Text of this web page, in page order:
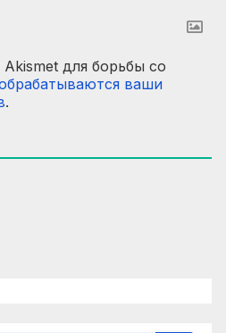
для борьбы со
ваши
.